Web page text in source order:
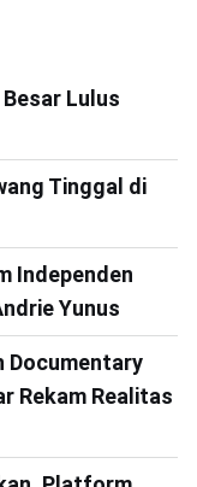
Lulus
Tinggal di
Independen
Yunus
Documentary
Rekam Realitas